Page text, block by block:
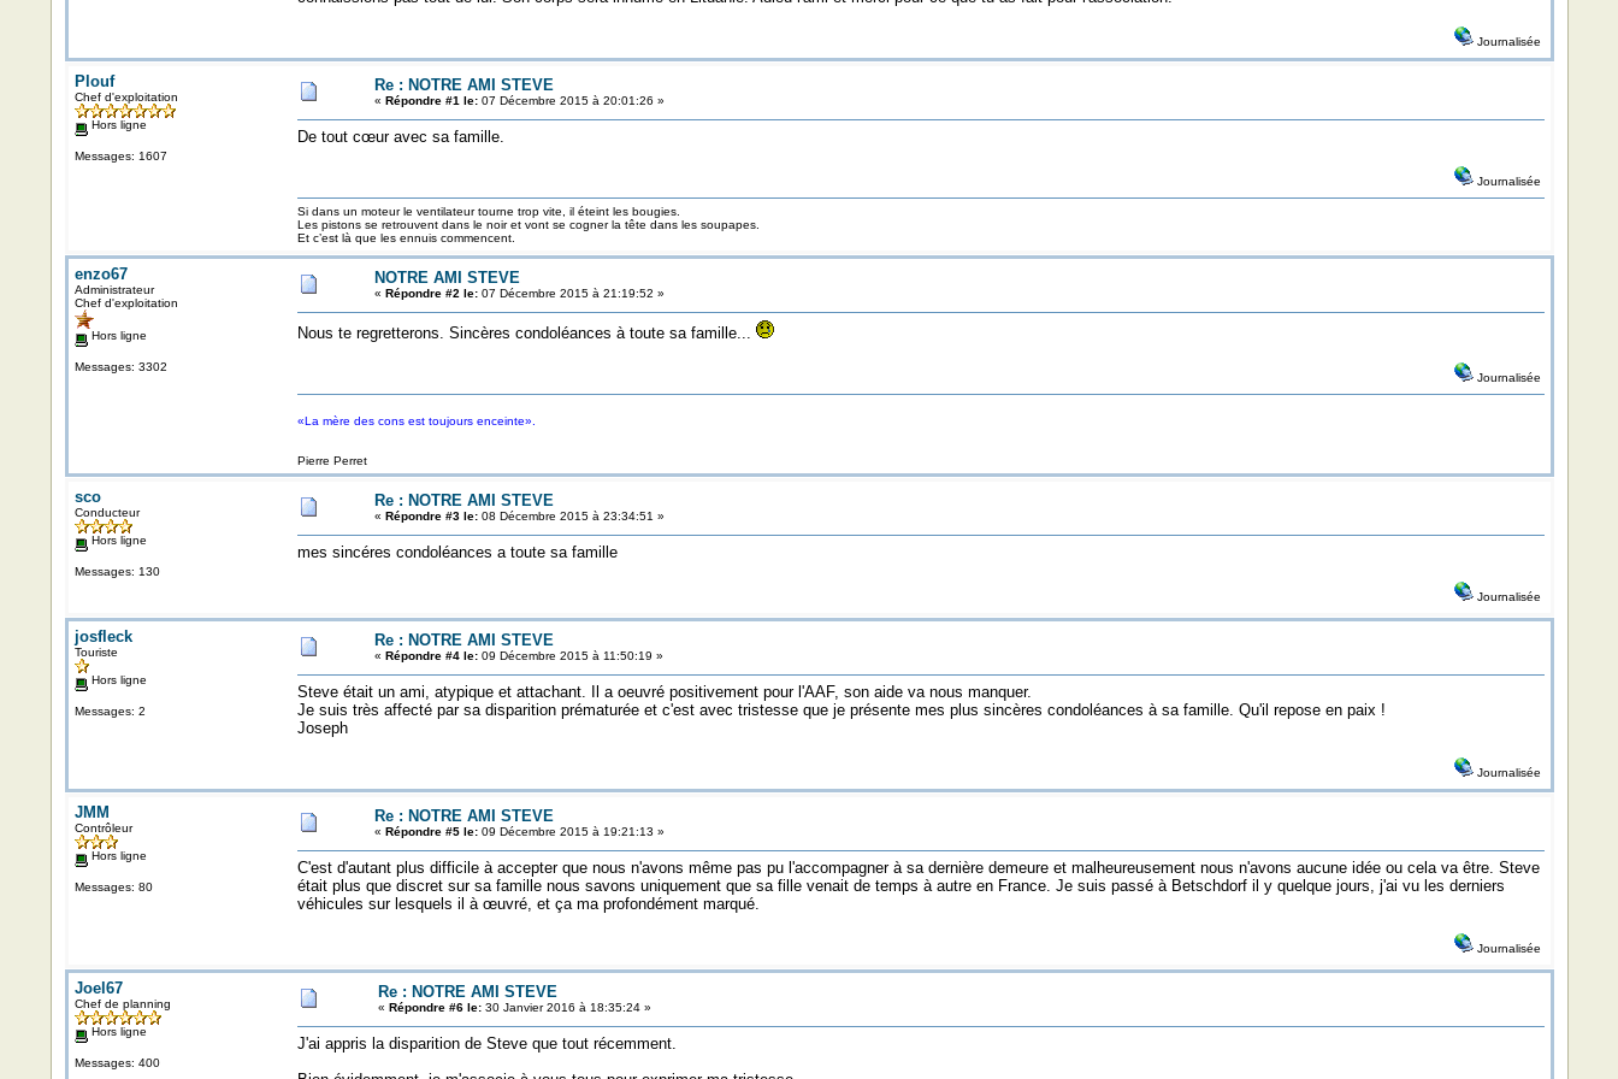
Journalisée
Plouf
Chef d'exploitation
Hors ligne
Messages: 1607
Re : NOTRE AMI STEVE
« Répondre #1 le:07 Décembre 2015 à 20:01:26 »
De tout cœur avec sa famille.
Journalisée
Si dans un moteur le ventilateur tourne trop vite, il éteint les bougies.
Les pistons se retrouvent dans le noir et vont se cogner la tête dans les soupapes.
Et c’est là que les ennuis commencent.
enzo67
Administrateur
Chef d'exploitation
Hors ligne
Messages: 3302
NOTRE AMI STEVE
« Répondre #2 le:07 Décembre 2015 à 21:19:52 »
Nous te regretterons. Sincères condoléances à toute sa famille...
Journalisée
«La mère des cons est toujours enceinte».
Pierre Perret
sco
Conducteur
Hors ligne
Messages: 130
Re : NOTRE AMI STEVE
« Répondre #3 le:08 Décembre 2015 à 23:34:51 »
mes sincéres condoléances a toute sa famille
Journalisée
josfleck
Touriste
Hors ligne
Messages: 2
Re : NOTRE AMI STEVE
« Répondre #4 le:09 Décembre 2015 à 11:50:19 »
Steve était un ami, atypique et attachant. Il a oeuvré positivement pour l'AAF, son aide va nous manquer.
Je suis très affecté par sa disparition prématurée et c'est avec tristesse que je présente mes plus sincères condoléances à sa famille. Qu'il repose en paix !
Joseph
Journalisée
JMM
Contrôleur
Hors ligne
Messages: 80
Re : NOTRE AMI STEVE
« Répondre #5 le:09 Décembre 2015 à 19:21:13 »
C'est d'autant plus difficile à accepter que nous n'avons même pas pu l'accompagner à sa dernière demeure et malheureusement nous n'avons aucune idée ou cela va être. Steve
était plus que discret sur sa famille nous savons uniquement que sa fille venait de temps à autre en France. Je suis passé à Betschdorf il y quelque jours, j'ai vu les derniers
véhicules sur lesquels il à œuvré, et ça ma profondément marqué.
Journalisée
Joel67
Chef de planning
Hors ligne
Messages: 400
Re : NOTRE AMI STEVE
« Répondre #6 le:30 Janvier 2016 à 18:35:24 »
J'ai appris la disparition de Steve que tout récemment.